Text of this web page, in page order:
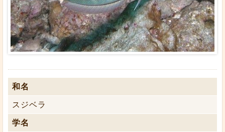
和名
スジベラ
学名